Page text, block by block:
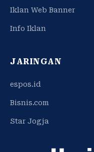
Iklan Web Banner
Info Iklan
JARINGAN
espos.id
Bisnis.com
Star Jogja